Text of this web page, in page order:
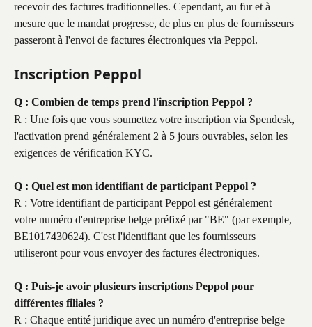
recevoir des factures traditionnelles. Cependant, au fur et à
mesure que le mandat progresse, de plus en plus de fournisseurs
passeront à l'envoi de factures électroniques via Peppol.
Inscription Peppol
Q : Combien de temps prend l'inscription Peppol ?
R : Une fois que vous soumettez votre inscription via Spendesk,
l'activation prend généralement 2 à 5 jours ouvrables, selon les
exigences de vérification KYC.
Q : Quel est mon identifiant de participant Peppol ?
R : Votre identifiant de participant Peppol est généralement
votre numéro d'entreprise belge préfixé par "BE" (par exemple,
BE1017430624). C'est l'identifiant que les fournisseurs
utiliseront pour vous envoyer des factures électroniques.
Q : Puis-je avoir plusieurs inscriptions Peppol pour
différentes filiales ?
R : Chaque entité juridique avec un numéro d'entreprise belge